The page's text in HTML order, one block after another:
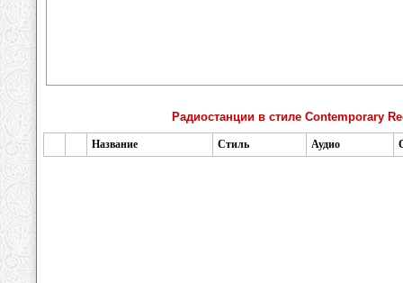
Радиостанции в стиле Contemporary
Название Стиль Аудио